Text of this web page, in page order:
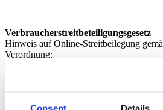
Consent Details
Verbraucherstreitbeteiligungsgesetz
Hinweis auf Online-Streitbeilegung
Verordnung:
Plattform auf EU-Kommission zur